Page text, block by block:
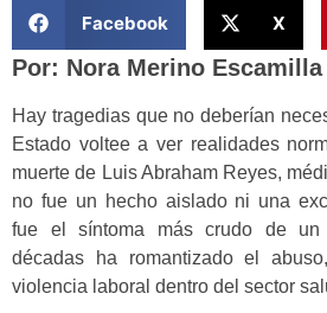
Facebook X
Por: Nora Merino Escamilla
Hay tragedias que no deberían
Estado voltee a ver realidades
muerte de Luis Abraham Reyes,
no fue un hecho aislado ni una
fue el síntoma más crudo de un
décadas ha romantizado el
violencia laboral dentro del sector